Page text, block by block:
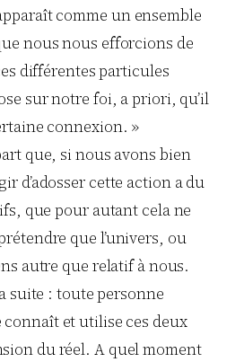
comme un ensemble
nous nous efforcions de
différentes particules
sur notre foi, a priori, qu’il
connexion. »
que, si nous avons bien
d’adosser cette action a du
que pour autant cela ne
que l’univers, ou
autre que relatif à nous.
suite : toute personne
et utilise ces deux
du réel. A quel moment